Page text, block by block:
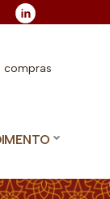
compras